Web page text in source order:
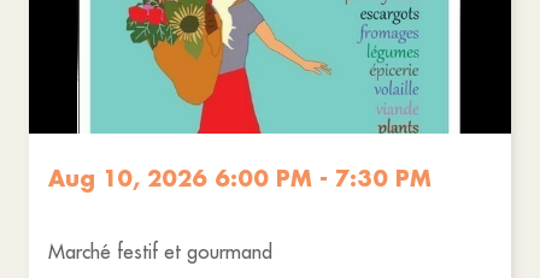
Aug 10, 2026 6:00 PM - 7:30 PM
Marché festif et gourmand